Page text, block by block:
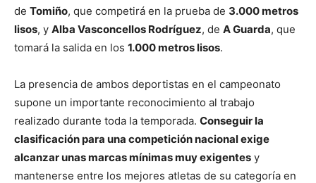
de Tomiño, que competirá en la prueba de 3.000 metros
lisos, y Alba Vasconcellos Rodríguez, de A Guarda, que
tomará la salida en los 1.000 metros lisos.
La presencia de ambos deportistas en el campeonato
supone un importante reconocimiento al trabajo
realizado durante toda la temporada. Conseguir la
clasificación para una competición nacional exige
alcanzar unas marcas mínimas muy exigentes y
mantenerse entre los mejores atletas de su categoría en